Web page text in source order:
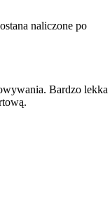
naliczone po
Bardzo lekka